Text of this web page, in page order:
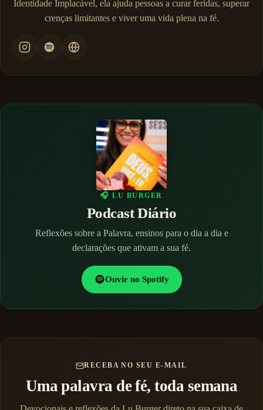
Identidade Implacável, ela ajuda pessoas a curar feridas, superar
crenças limitantes e viver uma vida plena na fé.
🎧 LU BURGER
Podcast Diário
Reflexões sobre a Palavra, ensinos para o dia a dia e
declarações que ativam a sua fé.
Ouvir no Spotify
RECEBA NO SEU E-MAIL
Uma palavra de fé, toda semana